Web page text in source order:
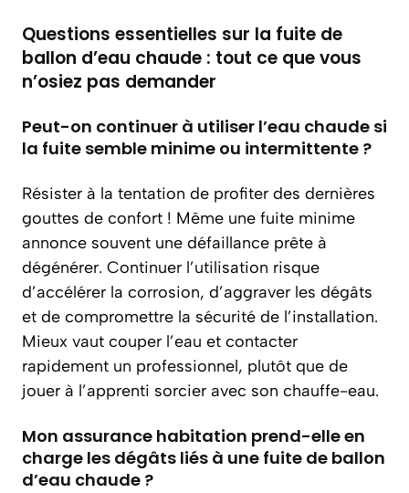
Questions essentielles sur la fuite de
ballon d’eau chaude : tout ce que vous
n’osiez pas demander
Peut-on continuer à utiliser l’eau chaude si
la fuite semble minime ou intermittente ?
Résister à la tentation de profiter des dernières
gouttes de confort ! Même une fuite minime
annonce souvent une défaillance prête à
dégénérer. Continuer l’utilisation risque
d’accélérer la corrosion, d’aggraver les dégâts
et de compromettre la sécurité de l’installation.
Mieux vaut couper l’eau et contacter
rapidement un professionnel, plutôt que de
jouer à l’apprenti sorcier avec son chauffe-eau.
Mon assurance habitation prend-elle en
charge les dégâts liés à une fuite de ballon
d’eau chaude ?